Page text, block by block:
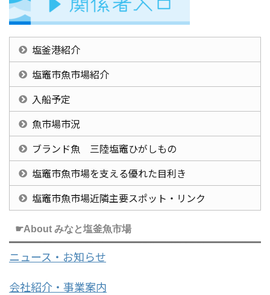
塩釜港紹介
塩竈市魚市場紹介
入船予定
魚市場市況
ブランド魚 三陸塩竈ひがしもの
塩竈市魚市場を支える優れた目利き
塩竈市魚市場近隣主要スポット・リンク
☛About みなと塩釜魚市場
ニュース・お知らせ
会社紹介・事業案内